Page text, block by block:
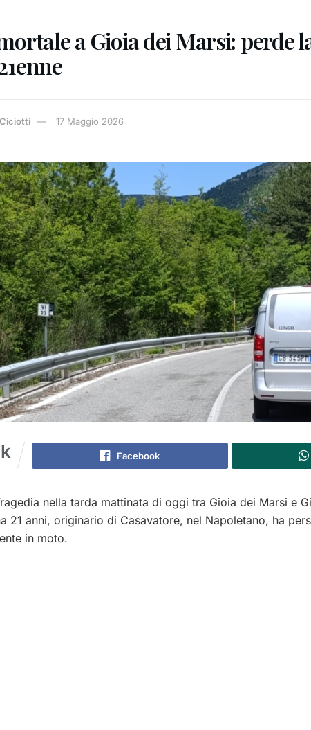
a Gioia dei Marsi: perde
17 Maggio 2026
Facebook
nella tarda mattinata di oggi tra Gioia dei Marsi e
21 anni, originario di Casavatore, nel Napoletano, ha
in moto.